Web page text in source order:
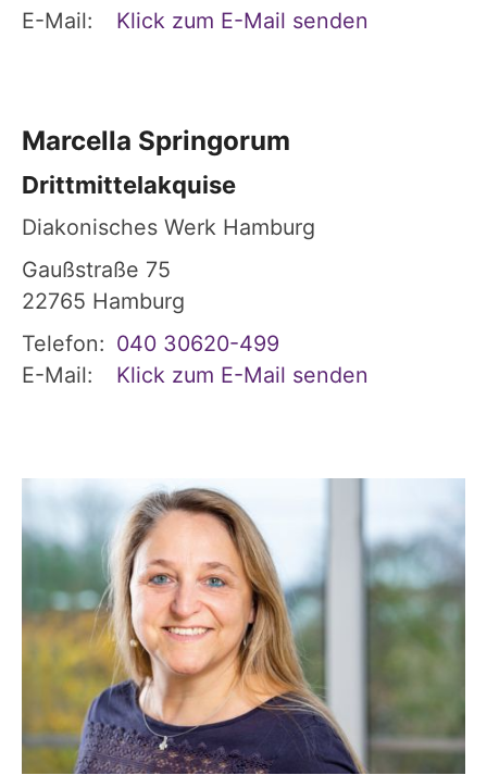
E-Mail:
Klick zum E-Mail senden
Marcella Springorum
Drittmittelakquise
Diakonisches Werk Hamburg
Gaußstraße 75
22765 Hamburg
Telefon: 040 30620-499
E-Mail:
Klick zum E-Mail senden